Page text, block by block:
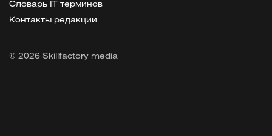
Словарь IT терминов
Контакты редакции
© 2026 Skillfactory media